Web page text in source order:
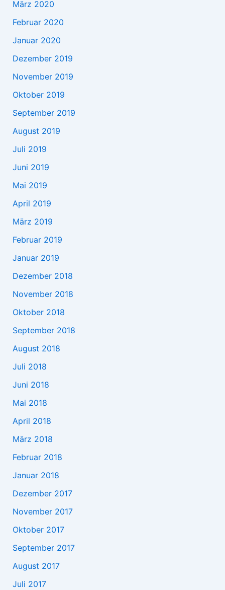
März 2020
Februar 2020
Januar 2020
Dezember 2019
November 2019
Oktober 2019
September 2019
August 2019
Juli 2019
Juni 2019
Mai 2019
April 2019
März 2019
Februar 2019
Januar 2019
Dezember 2018
November 2018
Oktober 2018
September 2018
August 2018
Juli 2018
Juni 2018
Mai 2018
April 2018
März 2018
Februar 2018
Januar 2018
Dezember 2017
November 2017
Oktober 2017
September 2017
August 2017
Juli 2017